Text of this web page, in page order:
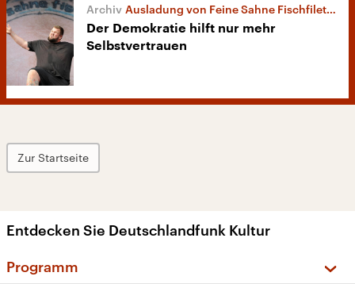
Ausladung von Feine Sahne Fischfilet in Dessau
Der Demokratie hilft nur mehr
Selbstvertrauen
Zur Startseite
Entdecken Sie Deutschlandfunk Kultur
Programm